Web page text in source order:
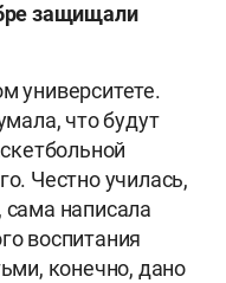
защищали
университете.
что будут
Честно училась,
написала
воспитания
конечно, дано